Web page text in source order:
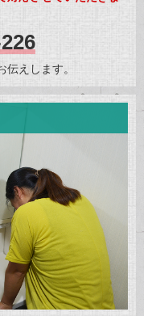
えします。